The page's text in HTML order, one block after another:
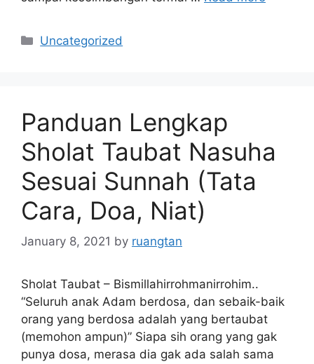
Categories
Uncategorized
Panduan Lengkap
Sholat Taubat Nasuha
Sesuai Sunnah (Tata
Cara, Doa, Niat)
January 8, 2021 by ruangtan
Sholat Taubat – Bismillahirrohmanirrohim..
“Seluruh anak Adam berdosa, dan sebaik-baik
orang yang berdosa adalah yang bertaubat
(memohon ampun)” Siapa sih orang yang gak
punya dosa, merasa dia gak ada salah sama